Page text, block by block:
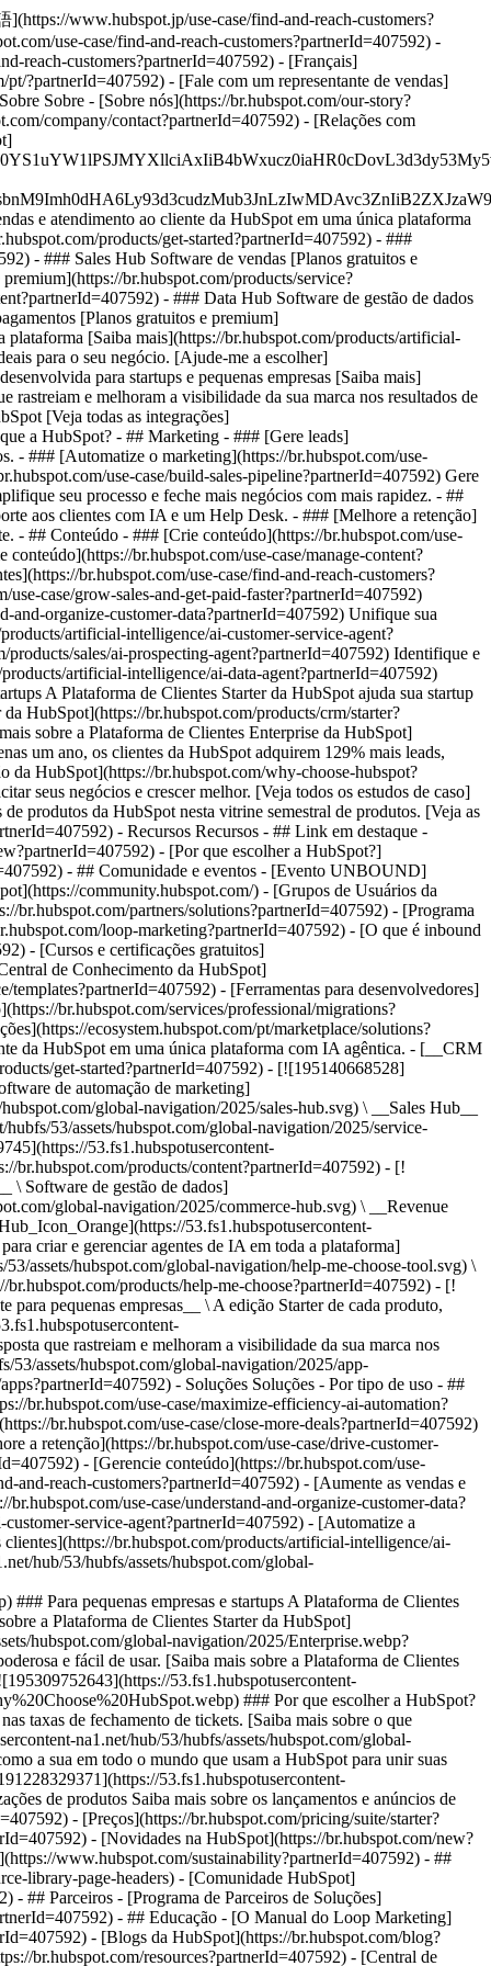
www.hubspot.jp/use-case/find-and-reach-customers?
use-case/find-and-reach-customers?partnerId=407592) -
reach-customers?partnerId=407592) - [Français]
?partnerId=407592) - [Fale com um representante de vendas]
Sobre - [Sobre nós](https://br.hubspot.com/our-story?
company/contact?partnerId=407592) - [Relações com
e atendimento ao cliente da HubSpot em uma única plataforma
products/get-started?partnerId=407592) - ###
- ### Sales Hub Software de vendas [Planos gratuitos e
br.hubspot.com/products/service?
- ### Data Hub Software de gestão de dados
[Planos gratuitos e premium]
[Saiba mais](https://br.hubspot.com/products/artificial-
para o seu negócio. [Ajude-me a escolher]
para startups e pequenas empresas [Saiba mais]
rastreiam e melhoram a visibilidade da sua marca nos resultados de
[Veja todas as integrações]
a HubSpot? - ## Marketing - ### [Gere leads]
- ### [Automatize o marketing](https://br.hubspot.com/use-
use-case/build-sales-pipeline?partnerId=407592) Gere
seu processo e feche mais negócios com mais rapidez. - ##
aos clientes com IA e um Help Desk. - ### [Melhore a retenção]
- ## Conteúdo - ### [Crie conteúdo](https://br.hubspot.com/use-
br.hubspot.com/use-case/manage-content?
br.hubspot.com/use-case/find-and-reach-customers?
case/grow-sales-and-get-paid-faster?partnerId=407592)
and-organize-customer-data?partnerId=407592) Unifique sua
artificial-intelligence/ai-customer-service-agent?
sales/ai-prospecting-agent?partnerId=407592) Identifique e
artificial-intelligence/ai-data-agent?partnerId=407592)
A Plataforma de Clientes Starter da HubSpot ajuda sua startup
HubSpot](https://br.hubspot.com/products/crm/starter?
sobre a Plataforma de Clientes Enterprise da HubSpot]
um ano, os clientes da HubSpot adquirem 129% mais leads,
da HubSpot](https://br.hubspot.com/why-choose-hubspot?
seus negócios e crescer melhor. [Veja todos os estudos de caso]
produtos da HubSpot nesta vitrine semestral de produtos. [Veja as
- Recursos Recursos - ## Link em destaque -
- [Por que escolher a HubSpot?]
- ## Comunidade e eventos - [Evento UNBOUND]
community.hubspot.com/) - [Grupos de Usuários da
br.hubspot.com/partners/solutions?partnerId=407592) - [Programa
loop-marketing?partnerId=407592) - [O que é inbound
- [Cursos e certificações gratuitos]
de Conhecimento da HubSpot]
- [Ferramentas para desenvolvedores]
br.hubspot.com/services/professional/migrations?
ecosystem.hubspot.com/pt/marketplace/solutions?
Plataforma de Clientes Enterprise integrada da HubSpot é poderosa e fácil de usar. [Saiba mais sobre a Plataforma de Clientes Enterprise da HubSpot](https://br.hubspot.com/products/crm/enterprise?partnerId=407592) - Por que a HubSpot? - ## Por que a HubSpot? - ![195309752643](https://53.fs1.hubspotusercontent-na1.net/hub/53/hubfs/assets/hubspot.com/global-navigation/2025/Why%20Choose%20HubSpot.webp?width=1035&height=450&name=Why%20Choose%20HubSpot.webp) ### Por que escolher a HubSpot? Depois de apenas um ano, os clientes da HubSpot adquirem 129% mais leads, fecham 36% mais negócios e observam uma melhoria de 37% nas taxas de fechamento de tickets. [Saiba mais sobre o que diferencia a solução da HubSpot](https://br.hubspot.com/why-choose-hubspot?partnerId=407592) - ![195303448595](https://53.fs1.hubspotusercontent-na1.net/hub/53/hubfs/assets/hubspot.com/global-navigation/2025/Case%20Studies.webp?width=1035&height=450&name=Case%20Studies.webp) ### Estudos de caso Conheça empresas como a sua em todo o mundo que usam a HubSpot para unir suas equipes, capacitar seus negócios e crescer melhor. [Veja todos os estudos de caso](https://br.hubspot.com/case-studies?partnerId=407592) - ![191228329371](https://53.fs1.hubspotusercontent-na1.net/hub/53/hubfs/spotlight_resized_518x225.png?width=518&height=225&name=spotlight_resized_518x225.png) ### Spotlight: atualizações de produtos Saiba mais sobre os lançamentos e anúncios de produtos da HubSpot nesta vitrine semestral de produtos. [Veja as atualizações de nossos produtos](https://br.hubspot.com/spotlight?partnerId=407592) - [Preços](https://br.hubspot.com/pricing/suite/starter?partnerId=407592) - Recursos Recursos - ## Link em destaque - [Spotlight: atualizações de produtos](https://br.hubspot.com/spotlight?partnerId=407592) - [Novidades na HubSpot](https://br.hubspot.com/new?partnerId=407592) - [Por que escolher a HubSpot?](https://br.hubspot.com/why-choose-hubspot?partnerId=407592) - [Sustentabilidade \ EN](https://www.hubspot.com/sustainability?partnerId=407592) - ## Comunidade e eventos - [Evento UNBOUND](https://unbound.hubspot.com/) - [Webinares](https://br.hubspot.com/resources/webinar#resource-library-page-headers) - [Comunidade HubSpot](https://community.hubspot.com/) - [Grupos de Usuários da HubSpot \ EN](https://www.hubspot.com/hubspot-user-groups?partnerId=407592) - ## Parceiros - [Programa de Parceiros de Soluções](https://br.hubspot.com/partners/solutions?partnerId=407592) - [Programa de Parceiros Afiliados](https://br.hubspot.com/partners/affiliates?partnerId=407592) - ## Educação - [O Manual do Loop Marketing](https://br.hubspot.com/loop-marketing?partnerId=407592) - [O que é inbound marketing?](https://br.hubspot.com/inbound-marketing?partnerId=407592) - [Blogs da HubSpot](https://br.hubspot.com/blog?partnerId=407592) - [Cursos e certificações gratuitos](https://academy.hubspot.com/pt/?partnerId=407592) - [E-books, guias e muito mais](https://br.hubspot.com/resources?partnerId=407592) - [Central de Conhecimento da HubSpot](https://knowledge.hubspot.com/pt?partnerId=407592) - ## Ferramentas - [Templates para sites](https://ecosystem.hubspot.com/pt/marketplace/templates?partnerId=407592) - [Ferrame